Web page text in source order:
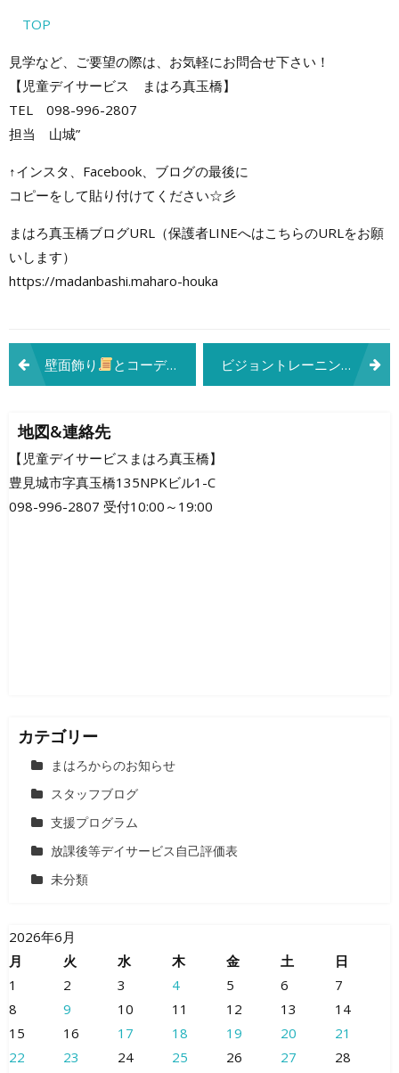
TOP
見学など、ご要望の際は、お気軽にお問合せ下さい！
【児童デイサービス まはろ真玉橋】
TEL 098-996-2807
担当 山城”
↑インスタ、Facebook、ブログの最後に
コピーをして貼り付けてください☆彡
まはろ真玉橋ブログURL（保護者LINEへはこちらのURLをお願
いします）
https://madanbashi.maharo-houka
投
稿
ナ
ビ
ゲ
壁面飾り とコーディネーショントレーニング ビジョントレーニング
地図&連絡先
【児童デイサービスまはろ真玉橋】
豊見城市字真玉橋135NPKビル1-C
098-996-2807 受付10:00～19:00
カテゴリー
まはろからのお知らせ
スタッフブログ
支援プログラム
放課後等デイサービス自己評価表
未分類
2026年6月
月
火 水 木 金 土
日
1
2 3 4 5 6
7
8
9 10 11 12 13
14
15
16 17 18 19 20
21
22
23 24 25 26 27
28